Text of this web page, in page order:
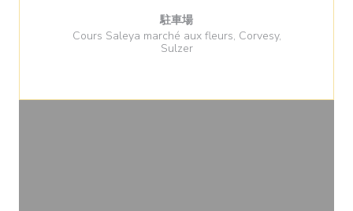
駐車場
Cours Saleya marché aux fleurs, Corvesy,
Sulzer